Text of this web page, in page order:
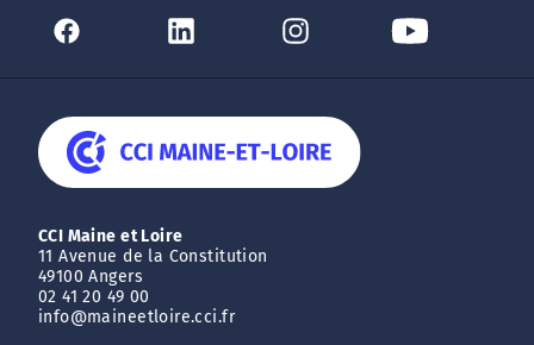
CCI Maine et Loire
11 Avenue de la Constitution
49100 Angers
02 41 20 49 00
info@maineetloire.cci.fr